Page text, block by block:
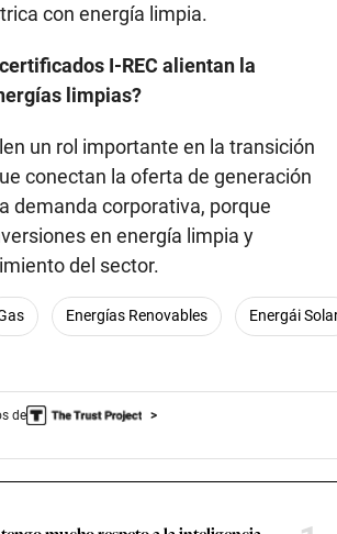
con energía limpia.
I-REC alientan la
limpias?
un rol importante en la transición
conectan la oferta de generación
demanda corporativa, porque
en energía limpia y
del sector.
Energías Renovables Energái
de